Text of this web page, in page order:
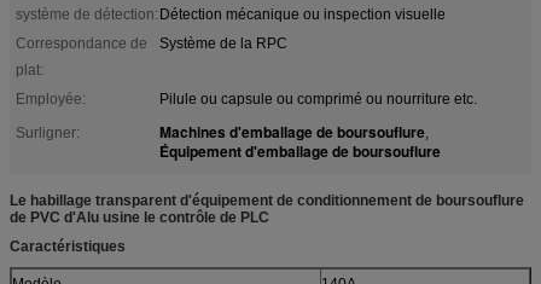
système de détection: Détection mécanique ou inspection visuelle
Correspondance de
plat:
Système de la RPC
Employée:
Pilule ou capsule ou comprimé ou nourriture etc.
Surligner:
Machines d'emballage de boursouflure,
Équipement d'emballage de boursouflure
Le habillage transparent d'équipement de conditionnement de boursouflure
de PVC d'Alu usine le contrôle de PLC
Caractéristiques